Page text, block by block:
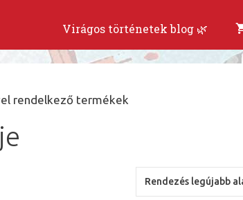
Virágos történetek blog 🌿
rendelkező termékek